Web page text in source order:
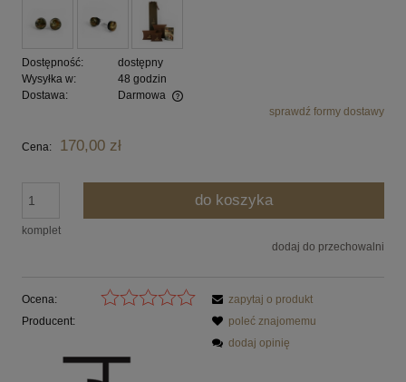
Dostępność:
dostępny
Wysyłka w:
48 godzin
Dostawa:
Darmowa
Cena nie zawiera ewentualnych kosztów płatnościsprawdź formy dostawy
Cena: 170,00 zł
komplet
do koszyka
dodaj do przechowalni
Ocena:
Producent:
zapytaj o produkt
poleć znajomemu
dodaj opinię